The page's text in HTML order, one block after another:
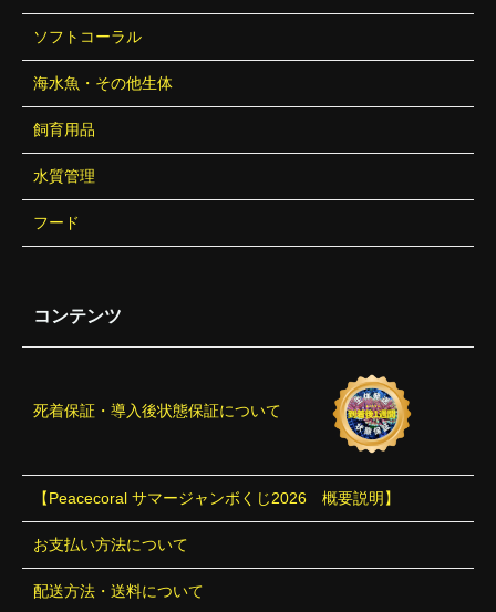
ソフトコーラル
海水魚・その他生体
飼育用品
水質管理
フード
コンテンツ
死着保証・導入後状態保証について
【Peacecoral サマージャンボくじ2026 概要説明】
お支払い方法について
配送方法・送料について